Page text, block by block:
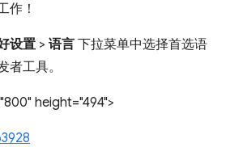
作！
设置 > 语言 下拉菜单中选择首选语
者工具。
height="494">